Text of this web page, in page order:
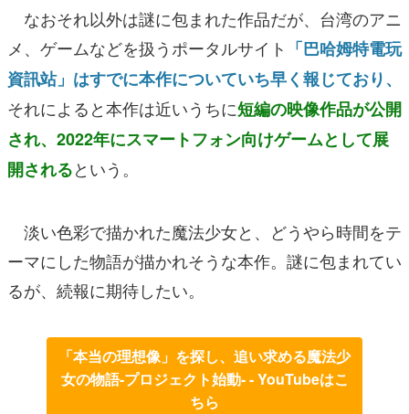
なおそれ以外は謎に包まれた作品だが、台湾のアニ
メ、ゲームなどを扱うポータルサイト 「巴哈姆特電玩
資訊站」はすでに本作についていち早く報じており、
それによると本作は近いうちに短編の映像作品が公開
され、2022年にスマートフォン向けゲームとして展
開されるという。
淡い色彩で描かれた魔法少女と、どうやら時間をテ
ーマにした物語が描かれそうな本作。謎に包まれてい
るが、続報に期待したい。
「本当の理想像」を探し、追い求める魔法少
女の物語-プロジェクト始動- - YouTubeはこ
ちら